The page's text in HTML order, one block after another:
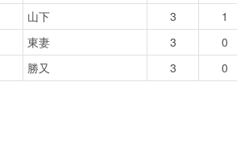
山下 3
1
東妻 3
0
勝又 3 0